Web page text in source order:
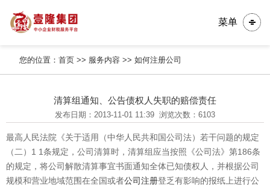
菜单
您的位置：首页 >> 服务内容 >>如何注册公司
清算组通知、公告债权人失职的赔偿责任
发布日期：2013-11-01 11:39 浏览次数：6103
最高人民法院《关于适用（中华人民共和国公司法）若干问题的规定
（二）1 1条规定，公司清算时，清算组应当按照《公司法》第186条
的规定，将公司解散清算事宜书面通知全体已知债权人，并根据公司
规模和营业地域范围在全国或者公司注册登乏有影响的报纸上进行公